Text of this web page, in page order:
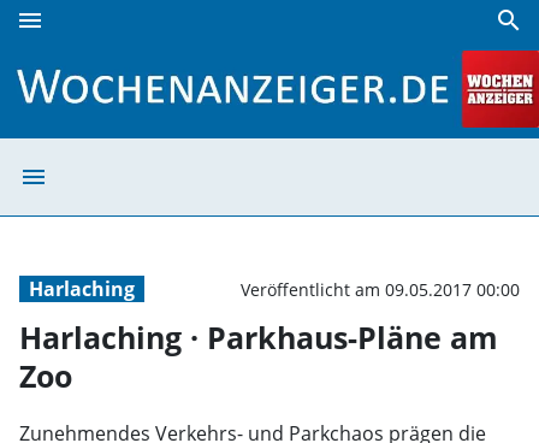
menu search
menu
Harlaching Veröffentlicht am 09.05.2017 00:00
Harlaching · Parkhaus-Pläne am
Zoo
Zunehmendes Verkehrs- und Parkchaos prägen die